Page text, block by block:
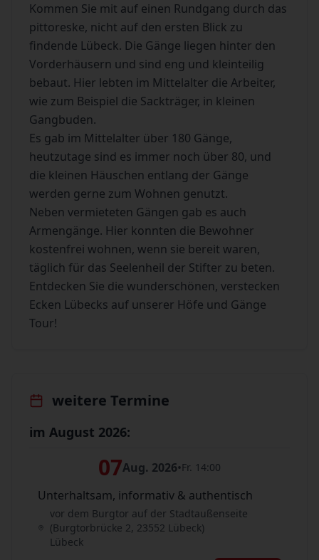
Kommen Sie mit auf einen Rundgang durch das
pittoreske, nicht auf den ersten Blick zu
findende Lübeck. Die Gänge liegen hinter den
Vorderhäusern und sind eng und kleinteilig
bebaut. Hier lebten im Mittelalter die Arbeiter,
wie zum Beispiel die Sackträger, in kleinen
Gangbuden.
Es gab im Mittelalter über 180 Gänge,
heutzutage sind es immer noch über 80, und
die kleinen Häuschen entlang der Gänge
werden gerne zum Wohnen genutzt.
Neben vermieteten Gängen gab es auch
Armengänge. Hier konnten die Bewohner
kostenfrei wohnen, wenn sie bereit waren,
täglich für das Seelenheil der Stifter zu beten.
Entdecken Sie die wunderschönen, verstecken
Ecken Lübecks auf unserer Höfe und Gänge
Tour!
weitere Termine
im August 2026:
07Aug. 2026•Fr. 14:00
Unterhaltsam, informativ & authentisch
vor dem Burgtor auf der Stadtaußenseite
(Burgtorbrücke 2, 23552 Lübeck)
Lübeck